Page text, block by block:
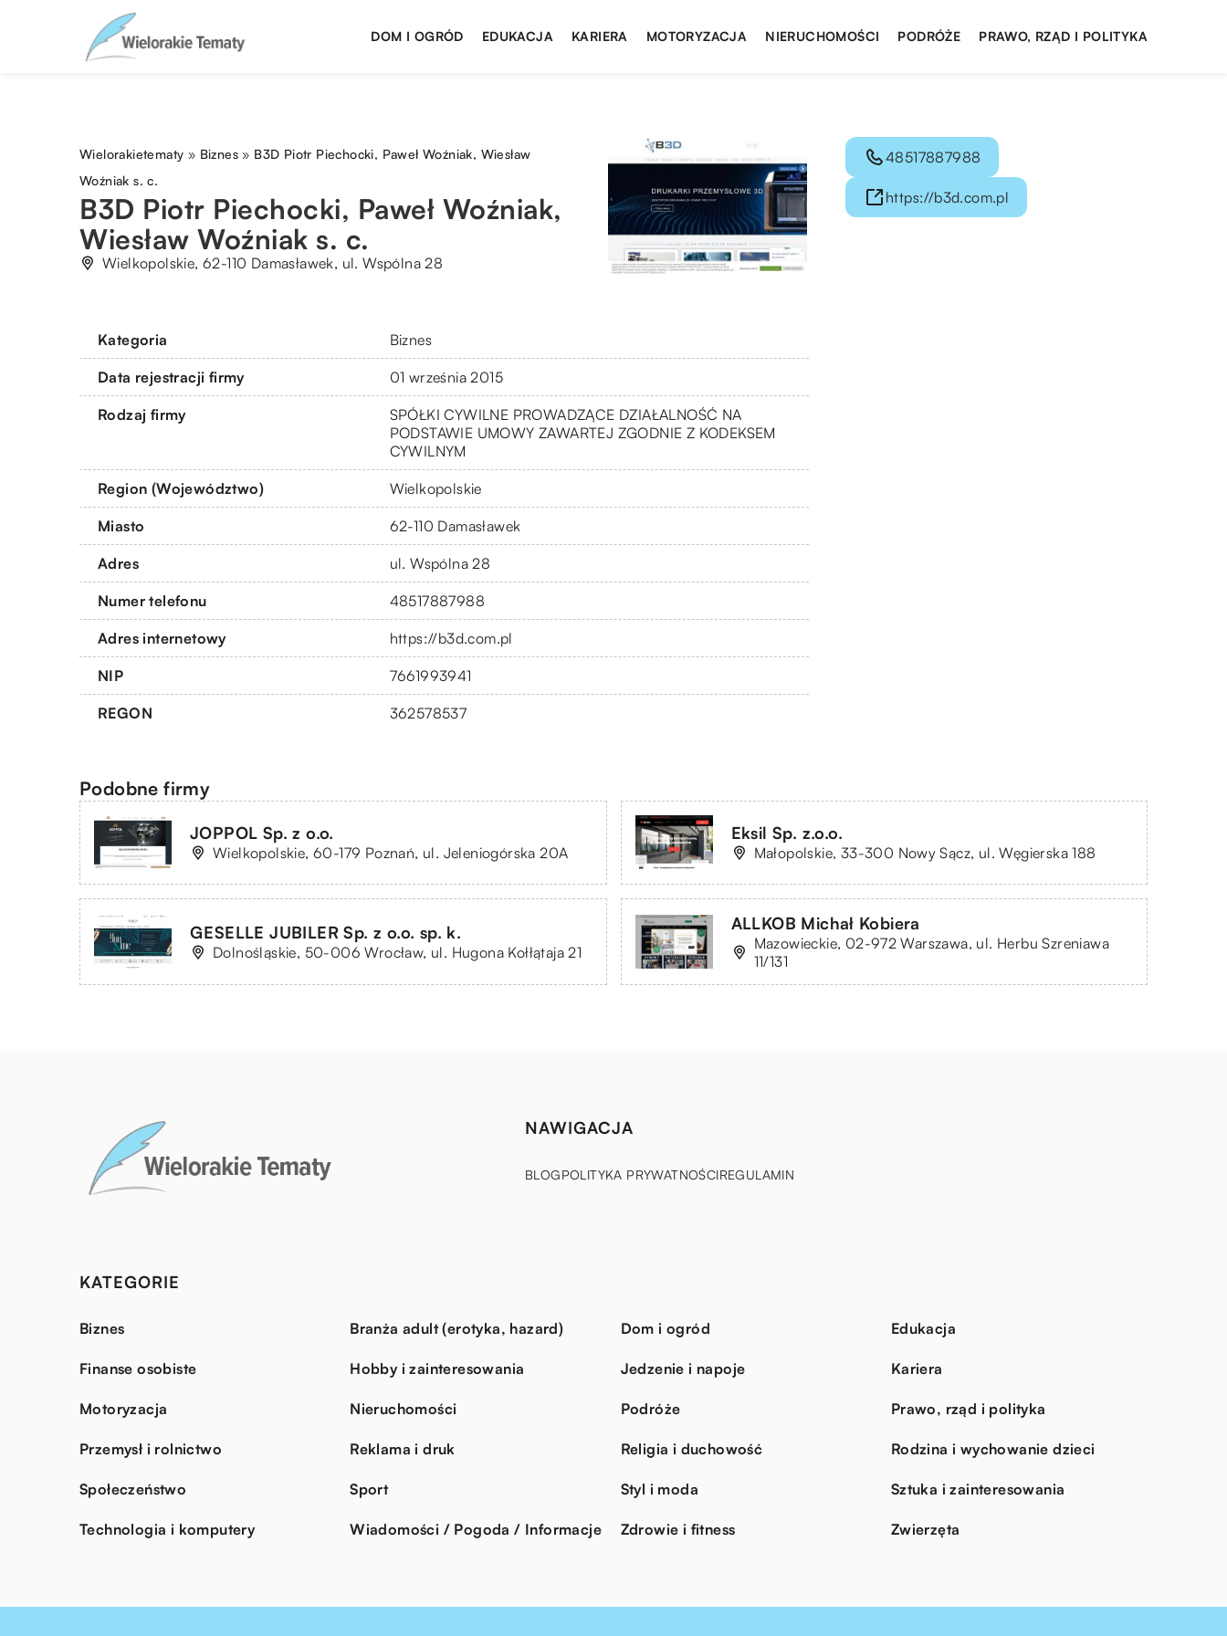
DOM I OGRÓD EDUKACJA KARIERA MOTORYZACJA NIERUCHOMOŚCI PODRÓŻE PRAWO, RZĄD I POLITYKA
Wielorakietematy » Biznes » B3D Piotr Piechocki, Paweł Woźniak, Wiesław
Woźniak s. c.
B3D Piotr Piechocki, Paweł Woźniak,
Wiesław Woźniak s. c.
Wielkopolskie, 62-110 Damasławek, ul. Wspólna 28
Kategoria Biznes
Data rejestracji firmy 01 września 2015
Rodzaj firmy
SPÓŁKI CYWILNE PROWADZĄCE DZIAŁALNOŚĆ NA
PODSTAWIE UMOWY ZAWARTEJ ZGODNIE Z KODEKSEM
CYWILNYM
Region (Województwo) Wielkopolskie
Miasto 62-110 Damasławek
Adres ul. Wspólna 28
Numer telefonu 48517887988
Adres internetowy https://b3d.com.pl
NIP 7661993941
REGON 362578537
48517887988
https://b3d.com.pl
Podobne firmy
JOPPOL Sp. z o.o.
Wielkopolskie, 60-179 Poznań, ul. Jeleniogórska 20A
Eksil Sp. z.o.o.
Małopolskie, 33-300 Nowy Sącz, ul. Węgierska 188
GESELLE JUBILER Sp. z o.o. sp. k.
Dolnośląskie, 50-006 Wrocław, ul. Hugona Kołłątaja 21
ALLKOB Michał Kobiera
Mazowieckie, 02-972 Warszawa, ul. Herbu Szreniawa
11/131
NAWIGACJA
BLOGPOLITYKA PRYWATNOŚCIREGULAMIN
KATEGORIE
Biznes Branża adult (erotyka, hazard) Dom i ogród Edukacja
Finanse osobiste Hobby i zainteresowania Jedzenie i napoje Kariera
Motoryzacja Nieruchomości Podróże Prawo, rząd i polityka
Przemysł i rolnictwo Reklama i druk Religia i duchowość Rodzina i wychowanie dzieci
Społeczeństwo Sport Styl i moda Sztuka i zainteresowania
Technologia i komputery Wiadomości / Pogoda / Informacje Zdrowie i fitness Zwierzęta